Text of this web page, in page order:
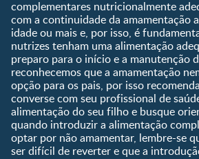
Pré-escolar
Ferramentas
Quando eu ficarei fértil?
Que dia meu bebê vai
nascer?
Guia de Nomes para Bebê
Calendário de semanas de
gravidez
Calculadora de cor dos
complementares nutricionalmente
com a continuidade da amamentação
idade ou mais e, por isso, é
nutrizes tenham uma alimentação
preparo para o início e a manutenção
reconhecemos que a amamentação
opção para os pais, por isso
converse com seu profissional de
alimentação do seu filho e busque
quando introduzir a alimentação
optar por não amamentar, lembre-se
ser difícil de reverter e que a